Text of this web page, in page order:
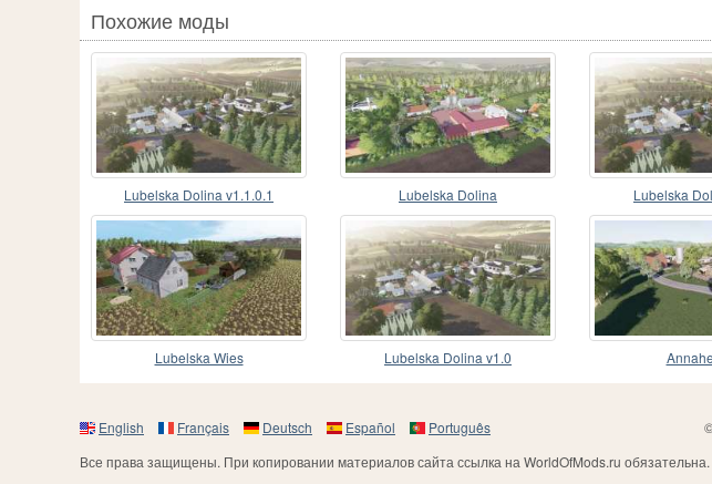
Похожие моды
Lubelska Dolina v1.1.0.1 Lubelska Dolina Lubelska
Lubelska Wies Lubelska Dolina v1.0
English Français Deutsch Español Português
Все права защищены. При копировании материалов сайта ссылка на WorldOfMods.ru обязательна.